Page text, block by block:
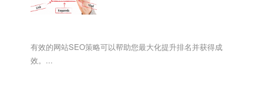
有效的网站SEO策略可以帮助您最大化提升排名并获得成
效。...